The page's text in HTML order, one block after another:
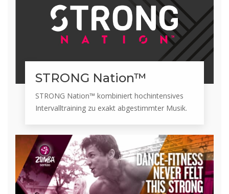
STRONG Nation™
STRONG Nation™ kombiniert hochintensives
Intervalltraining zu exakt abgestimmter Musik.